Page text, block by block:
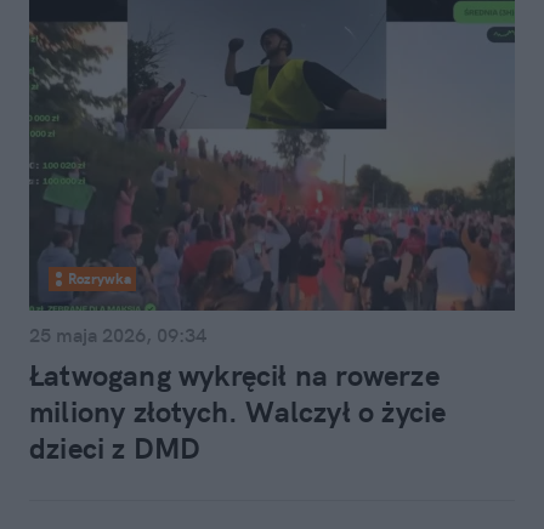
Rozrywka
25 maja 2026, 09:34
Łatwogang wykręcił na rowerze
miliony złotych. Walczył o życie
dzieci z DMD